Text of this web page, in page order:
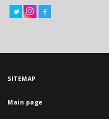
SITEMAP
Main page